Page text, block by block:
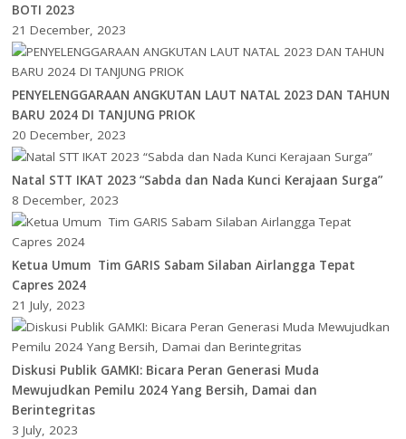
BOTI 2023
21 December, 2023
PENYELENGGARAAN ANGKUTAN LAUT NATAL 2023 DAN TAHUN
BARU 2024 DI TANJUNG PRIOK
20 December, 2023
Natal STT IKAT 2023 “Sabda dan Nada Kunci Kerajaan Surga”
8 December, 2023
Ketua Umum Tim GARIS Sabam Silaban Airlangga Tepat
Capres 2024
21 July, 2023
Diskusi Publik GAMKI: Bicara Peran Generasi Muda
Mewujudkan Pemilu 2024 Yang Bersih, Damai dan
Berintegritas
3 July, 2023